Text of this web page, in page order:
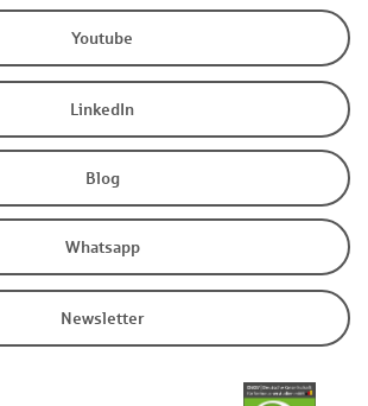
Youtube
LinkedIn
Blog
Whatsapp
Newsletter